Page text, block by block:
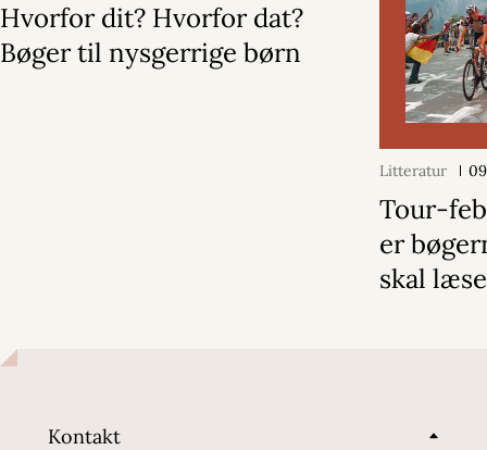
Hvorfor dit? Hvorfor dat?
Bøger til nysgerrige børn
Litteratur
Tour-
er
skal læse
Kontakt